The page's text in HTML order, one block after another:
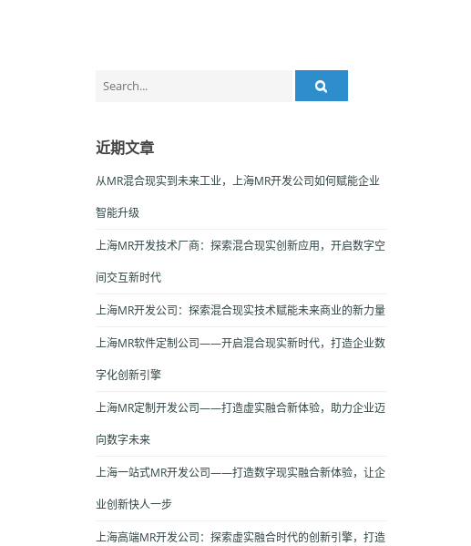
for:
近期文章
从MR混合现实到未来工业，上海MR开发公司如何赋能企业
智能升级
上海MR开发技术厂商：探索混合现实创新应用，开启数字空
间交互新时代
上海MR开发公司：探索混合现实技术赋能未来商业的新力量
上海MR软件定制公司——开启混合现实新时代，打造企业数
字化创新引擎
上海MR定制开发公司——打造虚实融合新体验，助力企业迈
向数字未来
上海一站式MR开发公司——打造数字现实融合新体验，让企
业创新快人一步
上海高端MR开发公司：探索虚实融合时代的创新引擎，打造